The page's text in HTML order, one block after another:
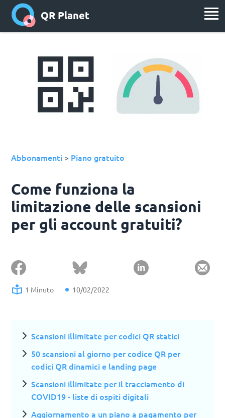
QR Planet
Abbonamenti > Piano gratuito
Come funziona la
limitazione delle scansioni
per gli account gratuiti?
1 Minuto 10/02/2022
Scansioni illimitate per codici QR statici
50 scansioni al giorno per codice QR per
codici QR dinamici e landing page
Scansioni illimitate per il tracciamento di
COVID19 - liste di ospiti digitali
Aggiornamento a un piano a pagamento per